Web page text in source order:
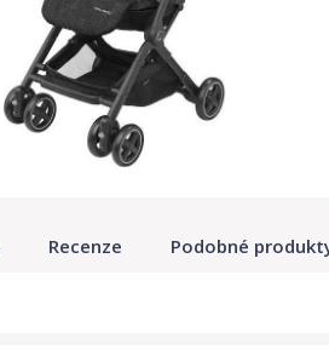
Recenze Podobné